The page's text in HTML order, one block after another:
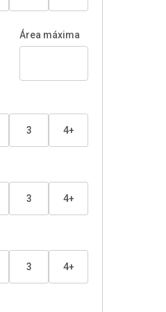
Área máxima
3 4+
3 4+
3 4+